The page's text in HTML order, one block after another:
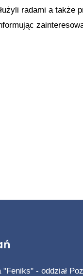
radami a także
"Feniks" - oddział